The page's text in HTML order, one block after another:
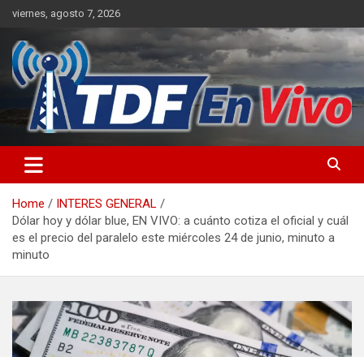
Skip
content
viernes, agosto 7, 2026
Home
INTERES GENERAL
Dólar hoy y dólar blue, EN VIVO: a cuánto cotiza el oficial y cuál
es el precio del paralelo este miércoles 24 de junio, minuto a
minuto